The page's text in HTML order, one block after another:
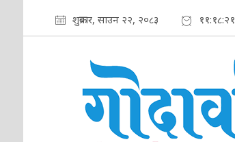
शुक्रबार, साउन २२, २०८३ ११:१८:२३